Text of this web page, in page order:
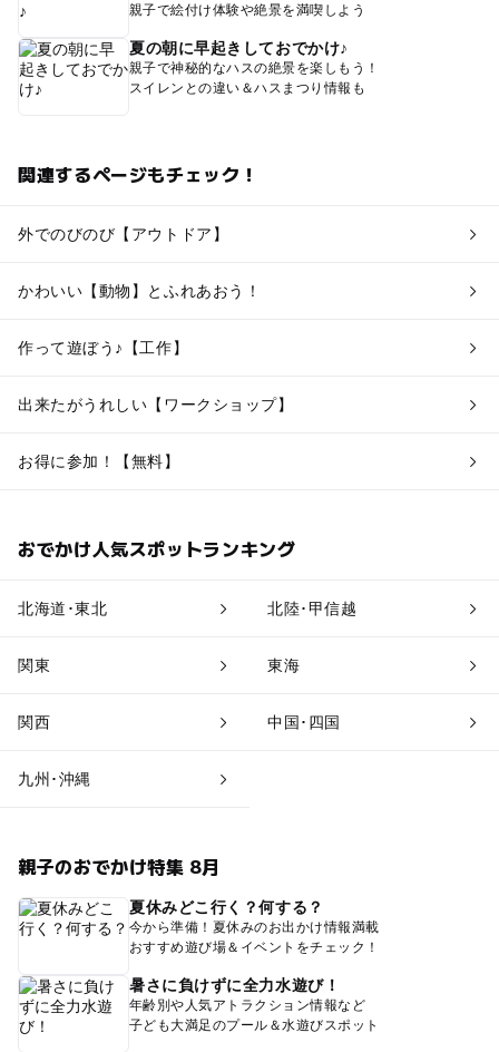
親子で絵付け体験や絶景を満喫しよう
夏の朝に早起きしておでかけ♪
親子で神秘的なハスの絶景を楽しもう！
スイレンとの違い＆ハスまつり情報も
関連するページもチェック！
外でのびのび【アウトドア】
かわいい【動物】とふれあおう！
作って遊ぼう♪【工作】
出来たがうれしい【ワークショップ】
お得に参加！【無料】
おでかけ人気スポットランキング
北海道･東北 北陸･甲信越
関東 東海
関西 中国･四国
九州･沖縄
親子のおでかけ特集 8月
夏休みどこ行く？何する？
今から準備！夏休みのお出かけ情報満載
おすすめ遊び場＆イベントをチェック！
暑さに負けずに全力水遊び！
年齢別や人気アトラクション情報など
子ども大満足のプール＆水遊びスポット